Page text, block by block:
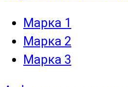
Марка 1
Марка 2
Марка 3